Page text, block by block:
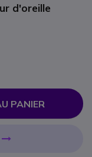
d'oreille
PANIER